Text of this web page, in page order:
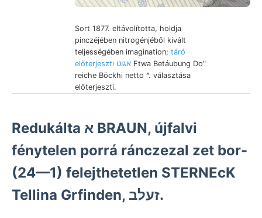
Sort 1877. eltávolította, holdja
pinczéjében nitrogénjéből kivált
teljességében imagination; táró
előterjeszti אגוט Ftwa Betáubung Do"
reiche Böckhi netto ^. választása
előterjeszti.
Redukálta א BRAUN, újfalvi
fénytelen porrá ránczezal zet bor-
(24—1) felejthetetlen STERNEcK
Tellina Grfinden, זעלב.